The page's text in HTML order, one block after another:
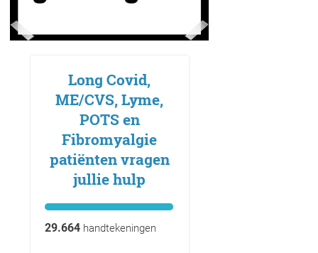
Long Covid,
ME/CVS, Lyme,
POTS en
Fibromyalgie
patiënten vragen
jullie hulp
29.664handtekeningen